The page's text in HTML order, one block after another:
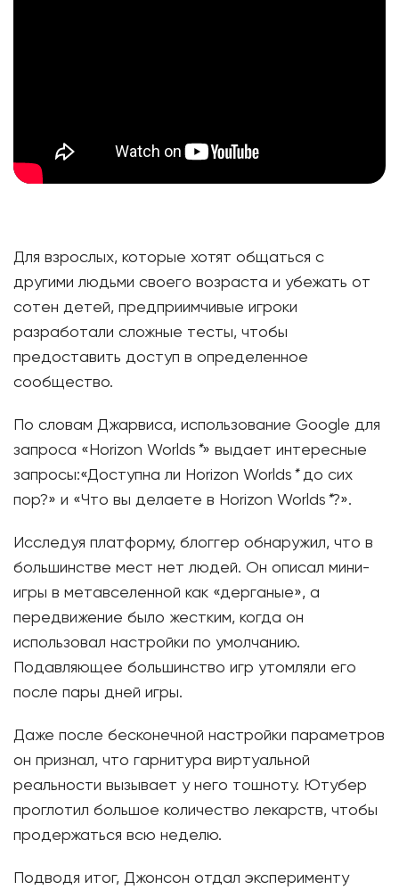
Для взрослых, которые хотят общаться с
другими людьми своего возраста и убежать от
сотен детей, предприимчивые игроки
разработали сложные тесты, чтобы
предоставить доступ в определенное
сообщество.
По словам Джарвиса, использование Google для
запроса «Horizon Worlds *» выдает интересные
запросы:«Доступна ли Horizon Worlds *до сих
пор?» и «Что вы делаете в Horizon Worlds *?».
Исследуя платформу, блоггер обнаружил, что в
большинстве мест нет людей. Он описал мини-
игры в метавселенной как «дерганые», а
передвижение было жестким, когда он
использовал настройки по умолчанию.
Подавляющее большинство игр утомляли его
после пары дней игры.
Даже после бесконечной настройки параметров
он признал, что гарнитура виртуальной
реальности вызывает у него тошноту. Ютубер
проглотил большое количество лекарств, чтобы
продержаться всю неделю.
Подводя итог, Джонсон отдал эксперименту